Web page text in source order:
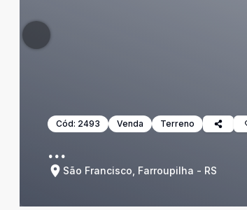
Cód: 2493 Venda Terreno
...
São Francisco, Farroupilha - RS